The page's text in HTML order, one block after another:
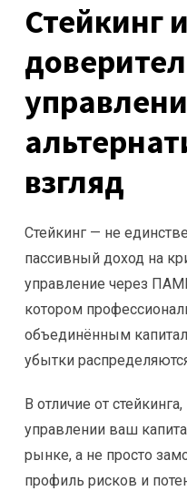
Стейкинг и
взгляд
Стейкинг — не
пассивный доход на
управление через
котором
объединённым
убытки
В отличие от
управлении ваш
рынке, а не просто
профиль рисков и